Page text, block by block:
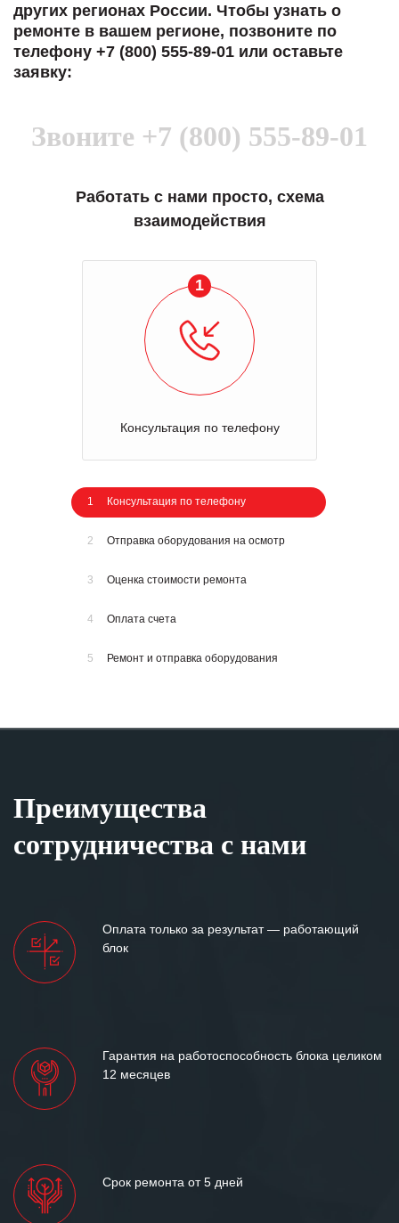
других регионах России. Чтобы узнать о
ремонте в вашем регионе, позвоните по
телефону +7 (800) 555-89-01 или оставьте
заявку:
Звоните +7 (800) 555-89-01
Работать с нами просто, схема
взаимодействия
1
Консультация по телефону
1 Консультация по телефону
2 Отправка оборудования на осмотр
3 Оценка стоимости ремонта
4 Оплата счета
5 Ремонт и отправка оборудования
Преимущества
сотрудничества с нами
Оплата только за результат — работающий
блок
Гарантия на работоспособность блока целиком
12 месяцев
Срок ремонта от 5 дней